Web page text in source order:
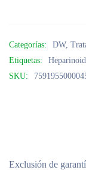
Categorías: DW,
Etiquetas:
SKU:
Exclusión de